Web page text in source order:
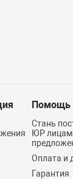
Помощь
Стань
ЮР
Оплата и
Гарантия